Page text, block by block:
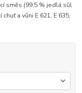
směs (99,5 % jedlá sůl
a vůni E 621, E 635,